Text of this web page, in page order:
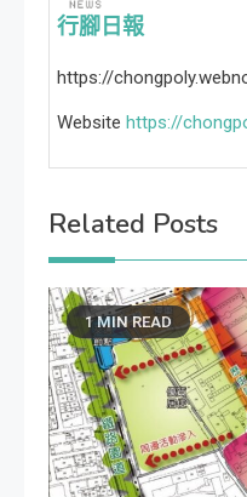
行腳日報
https://
Website https://
Related Posts
1 MIN READ